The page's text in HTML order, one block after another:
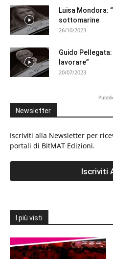
Luisa Mondora:
sottomarine
26/10/2023
Guido
lavorare”
20/07/2023
Newsletter
Iscriviti alla Newsletter per
portali di BitMAT Edizioni.
I più visti